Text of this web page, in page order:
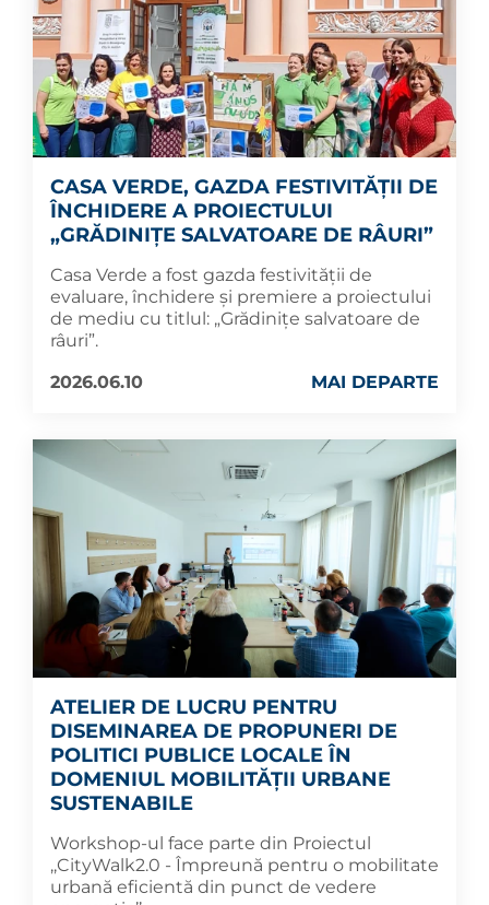
CASA VERDE, GAZDA FESTIVITĂȚII DE
ÎNCHIDERE A PROIECTULUI
„GRĂDINIȚE SALVATOARE DE RÂURI”
Casa Verde a fost gazda festivității de
evaluare, închidere și premiere a proiectului
de mediu cu titlul: „Grădinițe salvatoare de
râuri”.
2026.06.10
MAI DEPARTE
ATELIER DE LUCRU PENTRU
DISEMINAREA DE PROPUNERI DE
POLITICI PUBLICE LOCALE ÎN
DOMENIUL MOBILITĂȚII URBANE
SUSTENABILE
Workshop-ul face parte din Proiectul
,,CityWalk2.0 - Împreună pentru o mobilitate
urbană eficientă din punct de vedere